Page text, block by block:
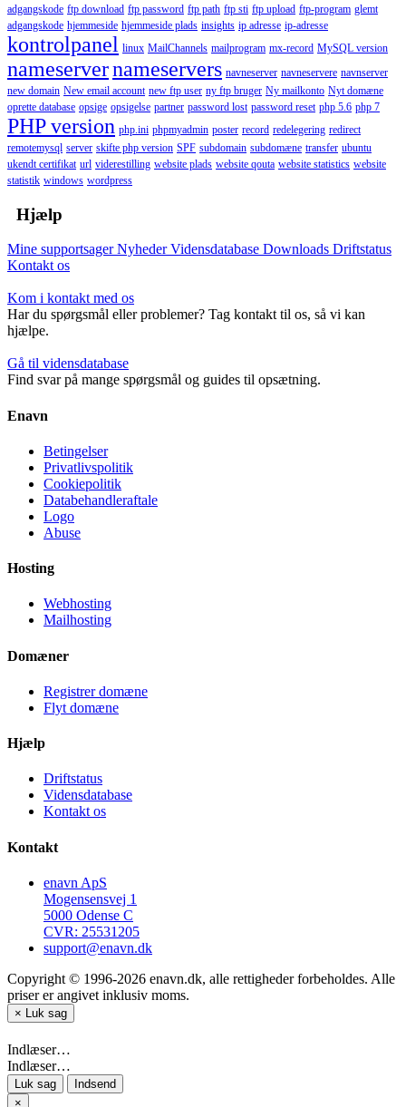
adgangskode ftp download ftp password ftp path ftp sti ftp upload ftp-program glemt
adgangskode hjemmeside hjemmeside plads insights ip adresse ip-adresse
kontrolpanel linux MailChannels mailprogram mx-record MySQL version
nameservernameservers navneserver navneservere navnserver
new domain New email account new ftp user ny ftp bruger Ny mailkonto Nyt domæne
oprette database opsige opsigelse partner password lost password reset php 5.6 php 7
PHP version php.ini phpmyadmin poster record redelegering redirect
remotemysql server skifte php version SPF subdomain subdomæne transfer ubuntu
ukendt certifikat url viderestilling website plads website qouta website statistics website
statistik windows wordpress
Hjælp
Mine supportsagerNyhederVidensdatabase Downloads Driftstatus
Kontakt os
Kom i kontakt med os
Har du spørgsmål eller problemer? Tag kontakt til os, så vi kan
hjælpe.
Gå til vidensdatabase
Find svar på mange spørgsmål og guides til opsætning.
Enavn
Betingelser
Privatlivspolitik
Cookiepolitik
Databehandleraftale
Logo
Abuse
Hosting
Webhosting
Mailhosting
Domæner
Registrer domæne
Flyt domæne
Hjælp
Driftstatus
Vidensdatabase
Kontakt os
Kontakt
enavn ApS
Mogensensvej 1
5000 Odense C
CVR: 25531205
support@enavn.dk
Copyright © 1996-2026 enavn.dk, alle rettigheder forbeholdes. Alle
priser er angivet inklusiv moms.
× Luk sag
Indlæser…
Indlæser…
Luk sag
Indsend
×